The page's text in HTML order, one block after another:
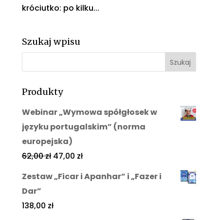
króciutko: po kilku...
Szukaj wpisu
Produkty
Webinar „Wymowa spółgłosek w
języku portugalskim” (norma
europejska)
62,00zł 47,00 zł
Zestaw „Ficar i Apanhar” i „Fazer i
Dar”
138,00 zł